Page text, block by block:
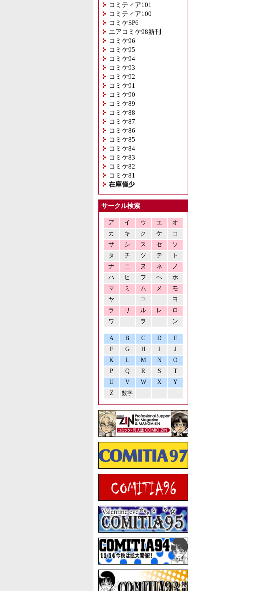
コミティア101
コミティア100
コミケSP6
エアコミケ98新刊
コミケ96
コミケ95
コミケ94
コミケ93
コミケ92
コミケ91
コミケ90
コミケ89
コミケ88
コミケ87
コミケ86
コミケ85
コミケ84
コミケ83
コミケ82
コミケ81
在庫僅少
サークル検索
ア イ ウ エ
オ
カ
キ ク ケ
コ
サ
シ ス セ
ソ
タ
チ ツ テ
ト
ナ
ニ ヌ ネ
ノ
ハ
ヒ フ ヘ
ホ
マ
ミ ム メ
モ
ヤ
ユ
ヨ
ラ
リ ル レ
ロ
ワ
ヲ ン
A B C D
E
F
G H I
J
K
L M N
O
P
Q R S
T
U
V W X
Y
Z
数字